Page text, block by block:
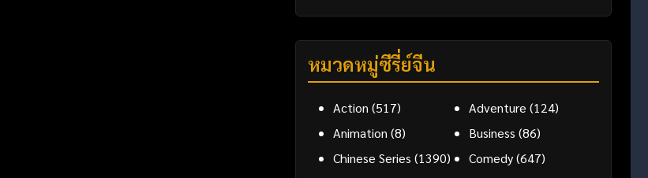
หมวดหมู่ซีรี่ย์จีน
Action (517) Adventure (124)
Animation (8) Business (86)
Chinese Series (1390) Comedy(647)